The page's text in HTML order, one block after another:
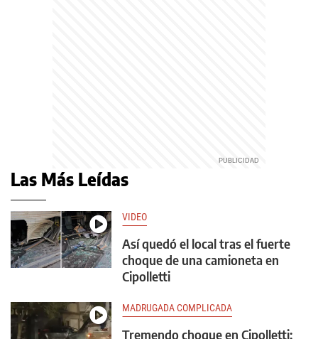
Las Más Leídas
VIDEO
Así quedó el local tras el fuerte
choque de una camioneta en
Cipolletti
MADRUGADA COMPLICADA
Tremendo choque en Cipolletti: